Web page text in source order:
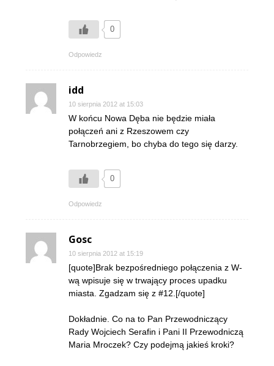
0
Odpowiedz
idd
10 sierpnia 2012 at 15:03
W końcu Nowa Dęba nie będzie miała
połączeń ani z Rzeszowem czy
Tarnobrzegiem, bo chyba do tego się darzy.
0
Odpowiedz
Gosc
10 sierpnia 2012 at 15:19
[quote]Brak bezpośredniego połączenia z W-
wą wpisuje się w trwający proces upadku
miasta. Zgadzam się z #12.[/quote]
Dokładnie. Co na to Pan Przewodniczący
Rady Wojciech Serafin i Pani II Przewodniczą
Maria Mroczek? Czy podejmą jakieś kroki?